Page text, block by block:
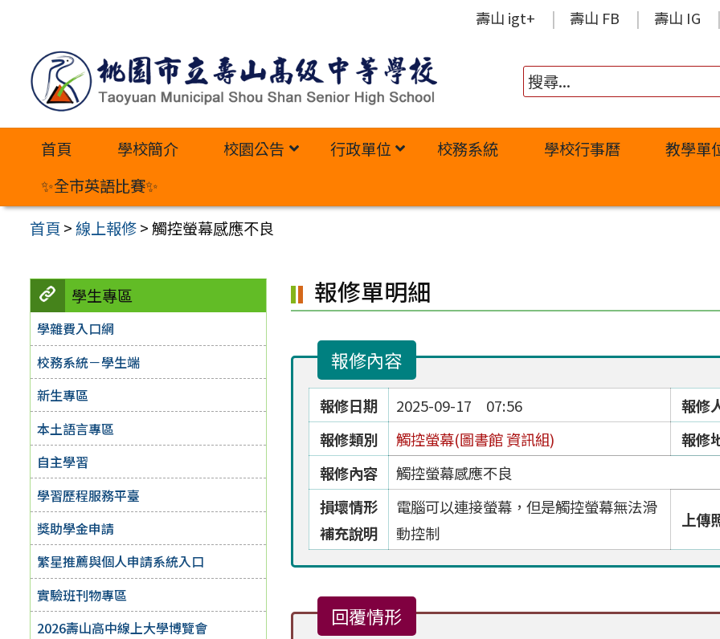
內
壽山 igt+ 壽山 FB 壽山 IG
首頁 學校簡介 校園公告 行政單位 校務系統 學校行事曆
教學單
✨全市英語比賽✨
首頁 >線上報修>觸控螢幕感應不良
學生專區
學雜費入口網
校務系統－學生端
新生專區
本土語言專區
自主學習
學習歷程服務平臺
獎助學金申請
繁星推薦與個人申請系統入口
實驗班刊物專區
2026壽山高中線上大學博覽會
報修單明細
報修內容
報修日期 2025-09-17 07:56
報修
報修類別
觸控螢幕(圖書館 資訊組)
報修
報修內容
觸控螢幕感應不良
損壞情形
補充說明
電腦可以連接螢幕，但是觸控螢幕無法滑
動控制
上傳
回覆情形